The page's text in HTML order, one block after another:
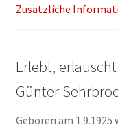
Zusätzliche
Erlebt,
Günter
Geboren am